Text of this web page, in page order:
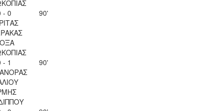
- 0
90'
- 1
90'